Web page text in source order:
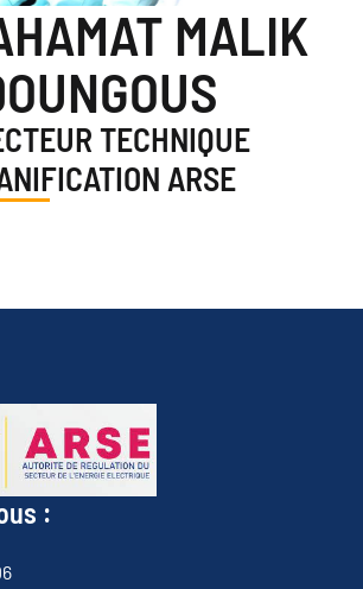
MALIK
TECHNIQUE
ARSE
: